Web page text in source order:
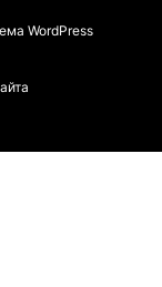
WordPress